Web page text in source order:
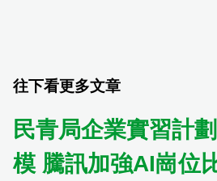
往下看更多文章
民青局企業實習計
模 騰訊加強AI崗位